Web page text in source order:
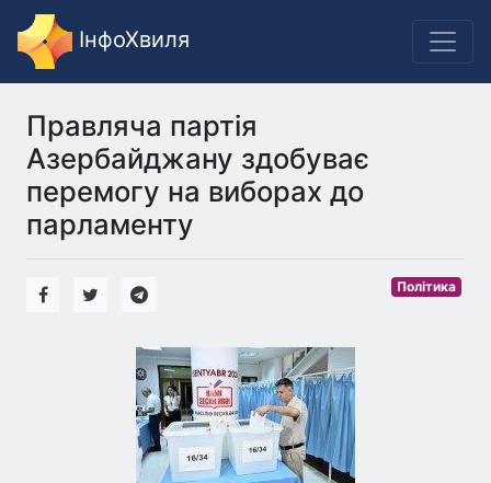
ІнфоХвиля
Правляча партія
Азербайджану здобуває
перемогу на виборах до
парламенту
Політика